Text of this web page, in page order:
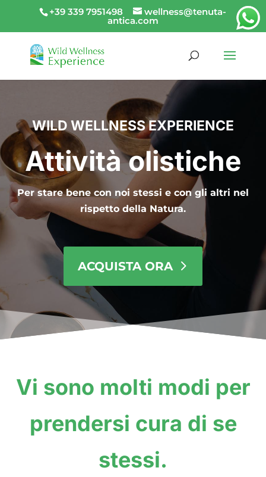
+39 339 7951498 wellness@tenuta-
antica.com
WILD WELLNESS EXPERIENCE
Attività olistiche
Per stare bene con noi stessi e con gli altri nel
rispetto della Natura.
ACQUISTA ORA
Vi sono molti modi per
prendersi cura di se
stessi.